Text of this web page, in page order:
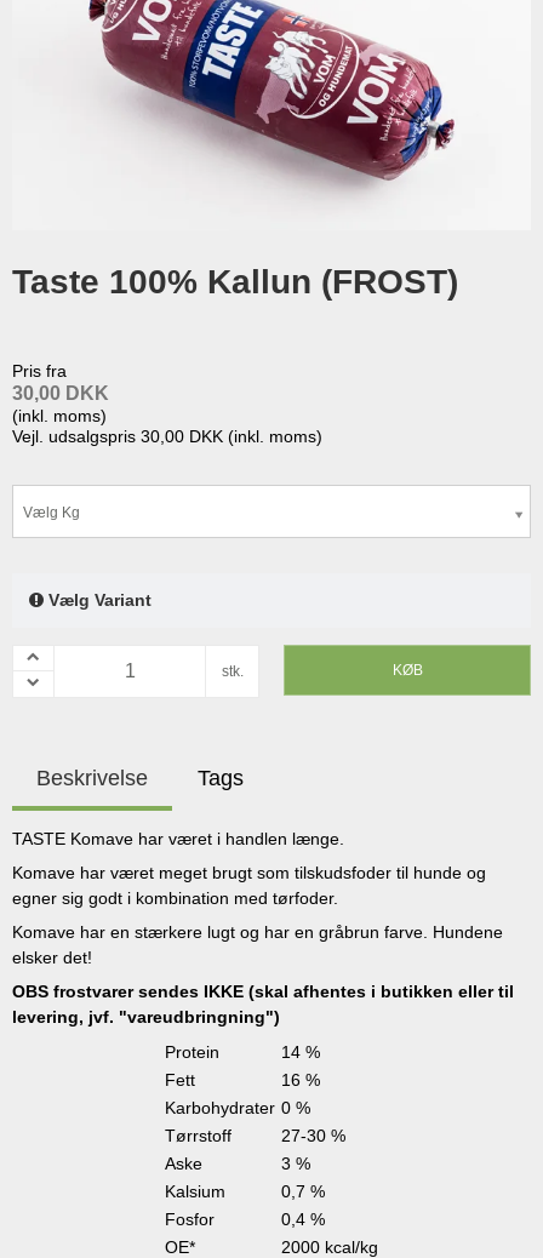
Taste 100% Kallun (FROST)
Pris fra
30,00 DKK
(inkl. moms)
Vejl. udsalgspris 30,00 DKK (inkl. moms)
Vælg Kg
Vælg Variant
stk. KØB
Beskrivelse Tags
TASTE Komave har været i handlen længe.
Komave har været meget brugt som tilskudsfoder til hunde og
egner sig godt i kombination med tørfoder.
Komave har en stærkere lugt og har en gråbrun farve. Hundene
elsker det!
OBS frostvarer sendes IKKE (skal afhentes i butikken eller til
levering, jvf. "vareudbringning")
Protein
14 %
Fett
16 %
Karbohydrater 0 %
Tørrstoff
27-30 %
Aske
3 %
Kalsium
0,7 %
Fosfor
0,4 %
OE*
2000 kcal/kg